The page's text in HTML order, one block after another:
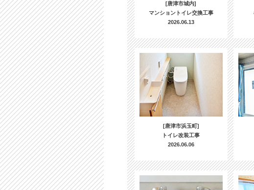
[唐津市城内]
マンショントイレ交換工事
2026.06.13
[唐津市浜玉町]
トイレ改装工事
2026.06.06